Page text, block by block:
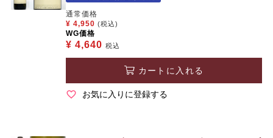
通常価格
¥ 4,950 (税込)
WG価格
¥ 4,640 税込
カートに入れる
お気に入りに登録する